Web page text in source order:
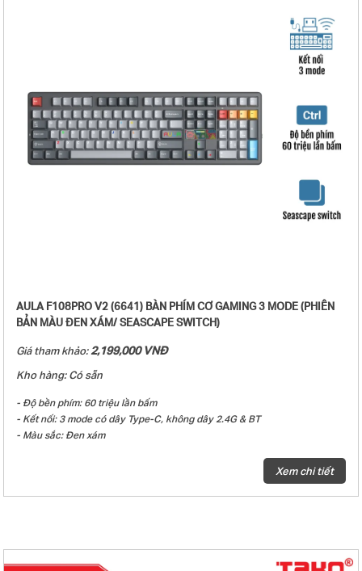
- Điện áp/dòng sạc: DC 5V / ≤1500mA, thời gian sạc khoảng 14–16 giờ
- Dòng điện định mức: ≤380mA @3.7V (LED mặc định)/ ≤20mA (khi tắt
- Dung lượng pin: Pin 10.000mAh (2*5000mAh)
- Thời gian sử dụng sau khi sạc đầy pin: ≥31 giờ (LED mặc định)/ ≥600 giờ
(tắt LED)
- Giao diện sạc: Giao diện Type-C
- Tốc độ phản hồi: Chế độ có dây 8000Hz, chế độ 2.4G 1000Hz, chế độ
- Trọng lượng: Khoảng 1329g (không bao gồm dây cáp/receiver), khoảng
- Kích thước bàn phím: 442.90 (Dài) × 139.41 (Rộng) × 43.19 (Cao) ±0.5mm
AULA F108PRO V2 (6641) BÀN PHÍM CƠ GAMING 3 MODE (PHIÊN
BẢN MÀU ĐEN XÁM/ SEASCAPE SWITCH)
Giá tham khảo:2,199,000 VNĐ
Kho hàng: Có sẵn
- Độ bền phím: 60 triệu lần bấm
- Kết nối: 3 mode có dây Type-C, không dây 2.4G & BT
- Màu sắc: Đen xám
- Hiệu ứng âm thanh khi gõ phím: Linear
- Phím có các tính năng nâng cao SOCD, MT, TGL, CB
- Hot-Swap 5 pin
Xem chi tiết